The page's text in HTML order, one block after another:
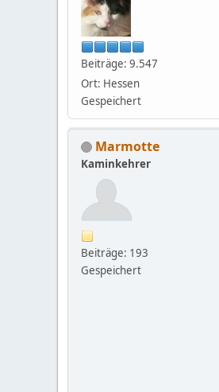
Beiträge: 9.547
Ort: Hessen
Gespeichert
Marmotte
Kaminkehrer
Beiträge: 193
Gespeichert